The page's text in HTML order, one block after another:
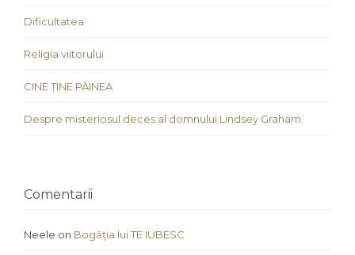
Dificultatea
Religia viitorului
CINE ȚINE PÂINEA
Despre misteriosul deces al domnului Lindsey Graham
Comentarii
Neele on Bogăția lui TE IUBESC